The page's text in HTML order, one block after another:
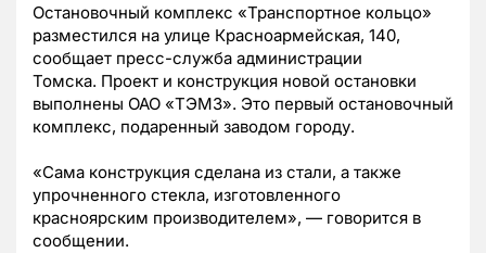
Остановочный комплекс «Транспортное кольцо»
разместился на улице Красноармейская, 140,
сообщает пресс-служба администрации
Томска. Проект и конструкция новой остановки
выполнены ОАО «ТЭМЗ». Это первый остановочный
комплекс, подаренный заводом городу.
«Сама конструкция сделана из стали, а также
упрочненного стекла, изготовленного
красноярским производителем», — говорится в
сообщении.